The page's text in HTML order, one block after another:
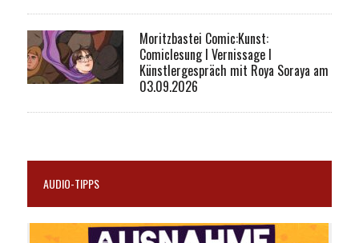
Moritzbastei Comic:Kunst:
Comiclesung I Vernissage I
Künstlergespräch mit Roya Soraya am
03.09.2026
AUDIO-TIPPS